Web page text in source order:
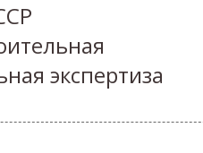
экспертиза